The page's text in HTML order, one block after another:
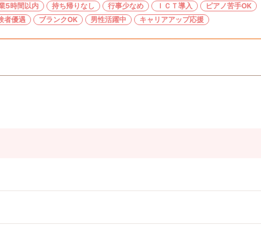
5時間以内 持ち帰りなし 行事少なめ ＩＣＴ導入
ピアノ苦手OK
者優遇 ブランクOK 男性活躍中 キャリアアップ応援